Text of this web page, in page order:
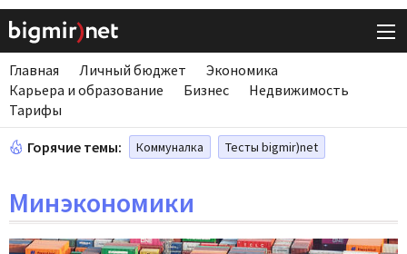
Главная Личный бюджет
Экономика
Карьера и образование
Бизнес
Недвижимость
Тарифы
Горячие темы: Коммуналка Тесты bigmir)net
Минэкономики